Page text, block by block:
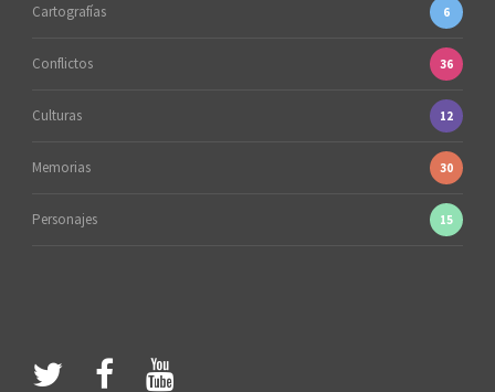
Cartografías 6
Conflictos 36
Culturas 12
Memorias 30
Personajes 15